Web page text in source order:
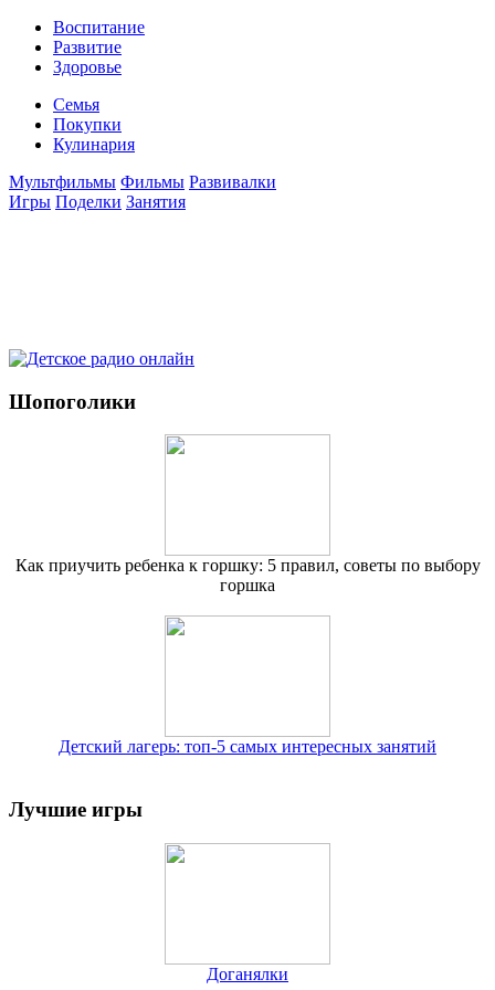
Воспитание
Развитие
Здоровье
Семья
Покупки
Кулинария
Мультфильмы Фильмы Развивалки
Игры Поделки Занятия
Шопоголики
Как приучить ребенка к горшку: 5 правил, советы по выбору
горшка
Детский лагерь: топ-5 самых интересных занятий
Лучшие игры
Доганялки